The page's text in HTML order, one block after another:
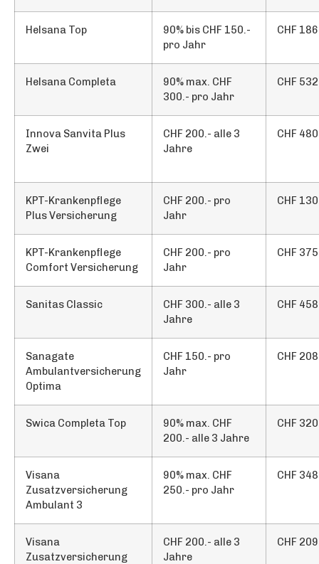
Helsana Top
90% bis CHF 150.-
pro Jahr
CHF
Helsana Completa
90% max. CHF
300.- pro Jahr
CHF
Innova Sanvita Plus
Zwei
CHF 200.- alle 3
Jahre
CHF
KPT-Krankenpflege
Plus Versicherung
CHF 200.- pro
Jahr
CHF
KPT-Krankenpflege
Comfort Versicherung
CHF 200.- pro
Jahr
CHF
Sanitas Classic
CHF 300.- alle 3
Jahre
CHF
Sanagate
Ambulantversicherung
Optima
CHF 150.- pro
Jahr
CHF
Swica Completa Top
90% max. CHF
200.- alle 3 Jahre
CHF
Visana
Zusatzversicherung
Ambulant 3
90% max. CHF
250.- pro Jahr
CHF
Visana
Zusatzversicherung
CHF 200.- alle 3
Jahre
CHF